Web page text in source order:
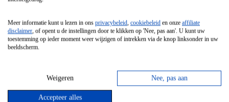
Vrijstaande Magnetron
Vrijstaande Kookplaat
Inbouw Gaskookplaat
Inbouw Keramische Kookplaat
Meer informatie kunt u lezen in ons privacybeleid, cookiebeleid en onze affiliate
disclaimer, of opent u de instellingen door te klikken op 'Nee, pas aan'. U kunt uw
toestemming op ieder moment weer wijzigen of intrekken via de knop linksonder in uw
beeldscherm.
Weigeren Nee, pas aan
Accepteer alles